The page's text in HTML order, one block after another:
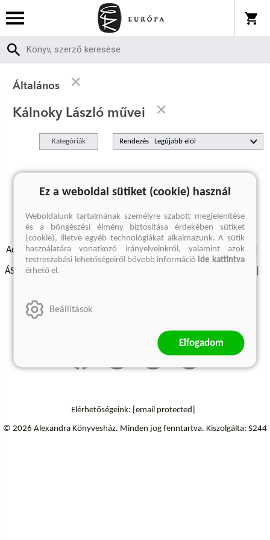
Általános
Kálnoky László művei
Kategóriák Rendezés
A keresett kifejezésre nincs találat
Adatvédelmi szabályzatok Elállási felmondási nyilatkozat
ÁSZF - Vásárlási feltételek
Szállítási információk
Elérhetőségeink: [email protected]
© 2026 Alexandra Könyvesház. Minden jog fenntartva. Kiszolgálta: S244
Ez a weboldal sütiket (cookie) használ
Weboldalunk tartalmának személyre szabott megjelenítése
és a böngészési élmény biztosítása érdekében sütiket
(cookie), illetve egyéb technológiákat alkalmazunk. A sütik
használatára vonatkozó irányelveinkről, valamint azok
testreszabási lehetőségeiről bővebb információide kattintva
érhető el.
Beállítások
Elfogadom